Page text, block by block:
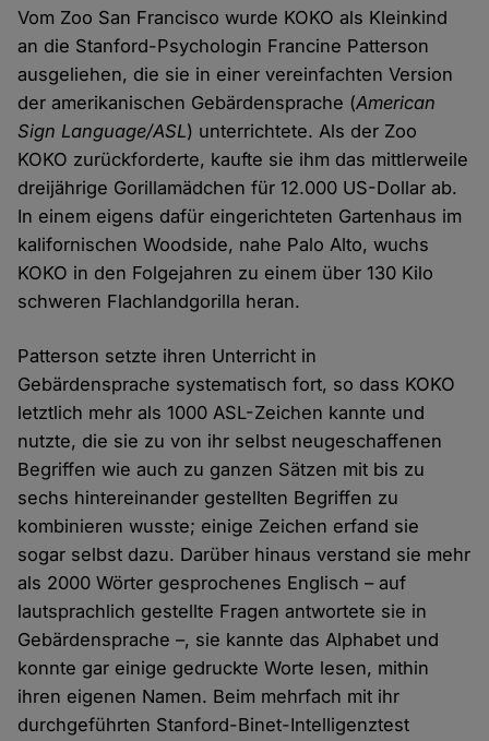
Vom Zoo San Francisco wurde KOKO als Kleinkind
an die Stanford-Psychologin Francine Patterson
ausgeliehen, die sie in einer vereinfachten Version
der amerikanischen Gebärdensprache (American
Sign Language/ASL) unterrichtete. Als der Zoo
KOKO zurückforderte, kaufte sie ihm das mittlerweile
dreijährige Gorillamädchen für 12.000 US-Dollar ab.
In einem eigens dafür eingerichteten Gartenhaus im
kalifornischen Woodside, nahe Palo Alto, wuchs
KOKO in den Folgejahren zu einem über 130 Kilo
schweren Flachlandgorilla heran.
Patterson setzte ihren Unterricht in
Gebärdensprache systematisch fort, so dass KOKO
letztlich mehr als 1000 ASL-Zeichen kannte und
nutzte, die sie zu von ihr selbst neugeschaffenen
Begriffen wie auch zu ganzen Sätzen mit bis zu
sechs hintereinander gestellten Begriffen zu
kombinieren wusste; einige Zeichen erfand sie
sogar selbst dazu. Darüber hinaus verstand sie mehr
als 2000 Wörter gesprochenes Englisch – auf
lautsprachlich gestellte Fragen antwortete sie in
Gebärdensprache –, sie kannte das Alphabet und
konnte gar einige gedruckte Worte lesen, mithin
ihren eigenen Namen. Beim mehrfach mit ihr
durchgeführten Stanford-Binet-Intelligenztest